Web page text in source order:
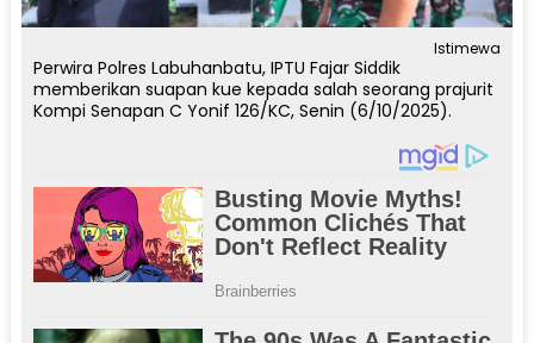
Istimewa
Perwira Polres Labuhanbatu, IPTU Fajar Siddik
memberikan suapan kue kepada salah seorang prajurit
Kompi Senapan C Yonif 126/KC, Senin (6/10/2025).